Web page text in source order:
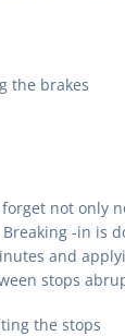
the brakes
not only
-in is
and
stops
the stops